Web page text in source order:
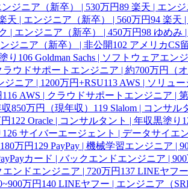
ジニア（新卒） | 530万円89 楽天 | エン
天 | エンジニア（新卒） | 560万円94 楽天
| エンジニア（新卒） | 450万円98 ゆめみ
ンジニア（新卒） | 非公開102 アメリカCS
り 106 Goldman Sachs | ソフトウェアエン
ラウドサポートエンジニア | 約700万円（オ
ジニア | 1200万円+RSU113 AWS | ソリュ
116 AWS | クラウドサポートエンジニア |
850万円（現年収） 119 Slalom | コンサル
122 Oracle | コンサルタント | 年収黒塗り
126 サイバーエージェント | データサイエ
万円 129 PayPay | 機械学習エンジニア |
カード | バックエンドエンジニア | 900
エンドエンジニア | 720万円 137 LINEヤフ
万円 140 LINEヤフー | エンジニア（